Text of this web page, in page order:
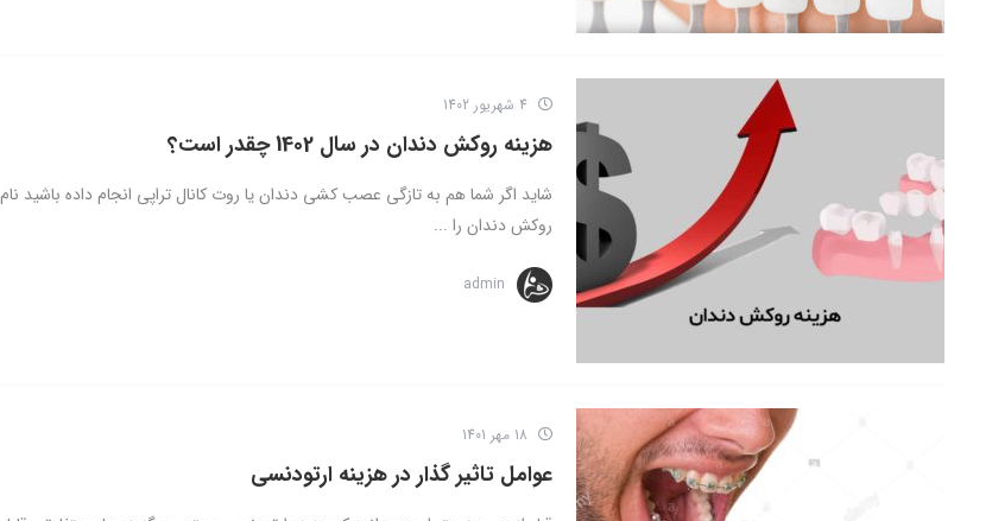
هزینه روکش دندان در سال 1402 چقدر است؟
شاید اگر شما هم به تازگی عصب کشی دندان یا روت کانال تراپی انجام داده باشید نام
روکش دندان را ...
admin
عوامل تاثیر گذار در هزینه ارتودنسی